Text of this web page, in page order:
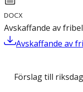
DOCX
Avskaffande av
Avskaffande av
Förslag till